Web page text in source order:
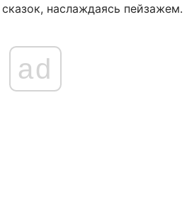
наслаждаясь пейзажем.
ad